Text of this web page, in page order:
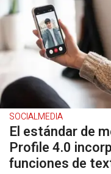
SOCIALMEDIA
El estándar de
Profile 4.0
funciones de